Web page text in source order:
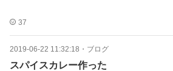
37
2019-06-22 11:32:18 ・ ブログ
スパイスカレー作った